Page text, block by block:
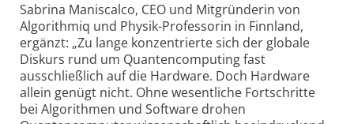
Sabrina Maniscalco, CEO und Mitgründerin von
Algorithmiq und Phy­sik-Pro­fes­so­rin in Finnland,
ergänzt: „Zu lange konzentrierte sich der globale
Diskurs rund um Quantencomputing fast
ausschließlich auf die Hardware. Doch Hardware
allein genügt nicht. Ohne wesentliche Fortschritte
bei Algorithmen und Software drohen